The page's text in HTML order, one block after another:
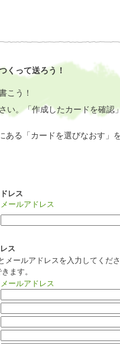
い。「作成したカードを確
ある「カードを選びなおす」
メールアドレス
メールアドレスを入力してくだ
ます。
メールアドレス